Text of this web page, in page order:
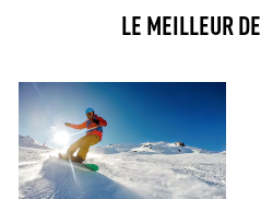
LE MEILLEUR